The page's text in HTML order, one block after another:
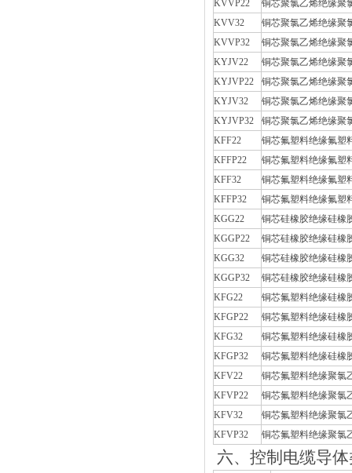
KVVP22
铜芯聚氯乙烯绝缘聚
KVV32
铜芯聚氯乙烯绝缘聚
KVVP32
铜芯聚氯乙烯绝缘聚
KYJV22
铜芯聚氯乙烯绝缘聚
KYJVP22
铜芯聚氯乙烯绝缘聚氯
KYJV32
铜芯聚氯乙烯绝缘聚
KYJVP32
铜芯聚氯乙烯绝缘聚
KFF22
铜芯氟塑料绝缘氟塑
KFFP22
铜芯氟塑料绝缘氟塑
KFF32
铜芯氟塑料绝缘氟塑
KFFP32
铜芯氟塑料绝缘氟塑
KGG22
铜芯硅橡胶绝缘硅橡
KGGP22
铜芯硅橡胶绝缘硅橡
KGG32
铜芯硅橡胶绝缘硅橡
KGGP32
铜芯硅橡胶绝缘硅橡
KFG22
铜芯氟塑料绝缘硅橡
KFGP22
铜芯氟塑料绝缘硅橡
KFG32
铜芯氟塑料绝缘硅橡
KFGP32
铜芯氟塑料绝缘硅橡
KFV22
铜芯氟塑料绝缘聚氯
KFVP22
铜芯氟塑料绝缘聚氯
KFV32
铜芯氟塑料绝缘聚氯
KFVP32
铜芯氟塑料绝缘聚氯
六、控制电缆